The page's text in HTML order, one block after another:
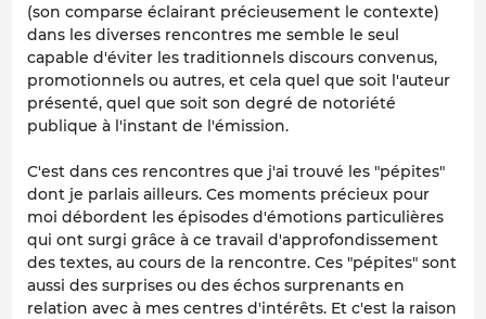
(son comparse éclairant précieusement le contexte)
dans les diverses rencontres me semble le seul
capable d'éviter les traditionnels discours convenus,
promotionnels ou autres, et cela quel que soit l'auteur
présenté, quel que soit son degré de notoriété
publique à l'instant de l'émission.
C'est dans ces rencontres que j'ai trouvé les "pépites"
dont je parlais ailleurs. Ces moments précieux pour
moi débordent les épisodes d'émotions particulières
qui ont surgi grâce à ce travail d'approfondissement
des textes, au cours de la rencontre. Ces "pépites" sont
aussi des surprises ou des échos surprenants en
relation avec à mes centres d'intérêts. Et c'est la raison